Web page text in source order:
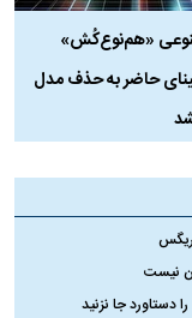
«هم‌نوع‌کُش»
حاضر به حذف مدل
نیست
جا نزنید